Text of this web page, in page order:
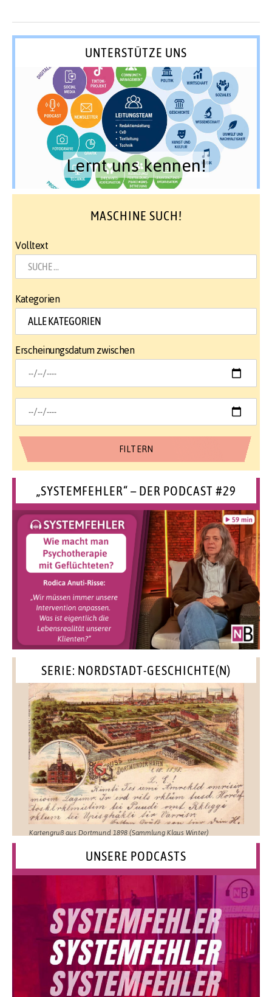
UNTERSTÜTZE UNS
Lernt uns kennen!
MASCHINE SUCH!
Volltext
Kategorien
Erscheinungsdatum zwischen
„SYSTEMFEHLER“ – DER PODCAST #29
SERIE: NORDSTADT-GESCHICHTE(N)
Kartengruß aus Dortmund 1898 (Sammlung Klaus Winter)
UNSERE PODCASTS